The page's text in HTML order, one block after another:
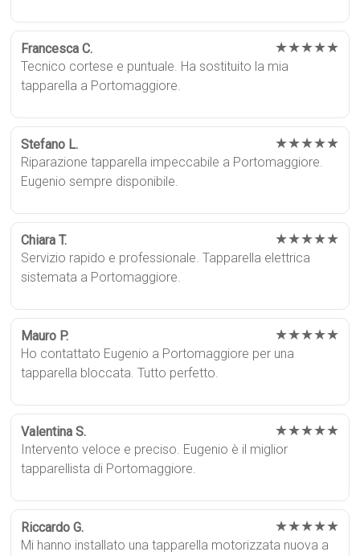
Francesca C. ★★★★★
Tecnico cortese e puntuale. Ha sostituito la mia
tapparella a Portomaggiore.
Stefano L. ★★★★★
Riparazione tapparella impeccabile a Portomaggiore.
Eugenio sempre disponibile.
Chiara T. ★★★★★
Servizio rapido e professionale. Tapparella elettrica
sistemata a Portomaggiore.
Mauro P. ★★★★★
Ho contattato Eugenio a Portomaggiore per una
tapparella bloccata. Tutto perfetto.
Valentina S. ★★★★★
Intervento veloce e preciso. Eugenio è il miglior
tapparellista di Portomaggiore.
Riccardo G. ★★★★★
Mi hanno installato una tapparella motorizzata nuova a